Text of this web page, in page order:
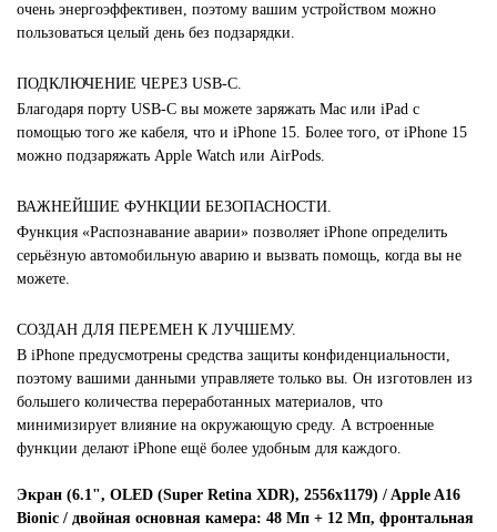
очень энергоэффективен, поэтому вашим устройством можно
пользоваться целый день без подзарядки.
ПОДКЛЮЧЕНИЕ ЧЕРЕЗ USB-C.
Благодаря порту USB-C вы можете заряжать Mac или iPad с
помощью того же кабеля, что и iPhone 15. Более того, от iPhone 15
можно подзаряжать Apple Watch или AirPods.
ВАЖНЕЙШИЕ ФУНКЦИИ БЕЗОПАСНОСТИ.
Функция «Распознавание аварии» позволяет iPhone определить
серьёзную автомобильную аварию и вызвать помощь, когда вы не
можете.
СОЗДАН ДЛЯ ПЕРЕМЕН К ЛУЧШЕМУ.
В iPhone предусмотрены средства защиты конфиденциальности,
поэтому вашими данными управляете только вы. Он изготовлен из
большего количества переработанных материалов, что
минимизирует влияние на окружающую среду. А встроенные
функции делают iPhone ещё более удобным для каждого.
Экран (6.1", OLED (Super Retina XDR), 2556x1179) / Apple A16
Bionic / двойная основная камера: 48 Мп + 12 Мп, фронтальная